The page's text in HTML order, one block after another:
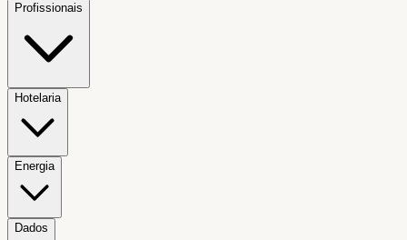
Profissionais
Hotelaria
Energia
Dados